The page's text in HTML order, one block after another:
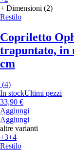
+ Dimensioni (2)
Restilo
Copriletto
trapuntato, in
cm
(4)
In stockUltimi pezzi
33,90 €
Aggiungi
Aggiungi
altre varianti
+3+4
Restilo